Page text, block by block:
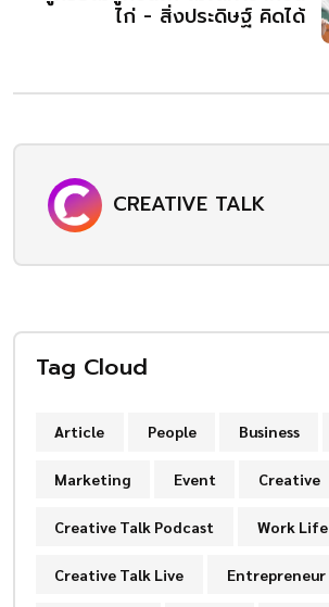
ไก่ - สิ่งประดิษฐ์ คิดได้
CREATIVE TALK
Tag Cloud
Article People Business
Marketing Event Creative
Creative Talk Podcast Work Life
Creative Talk Live Entrepreneur